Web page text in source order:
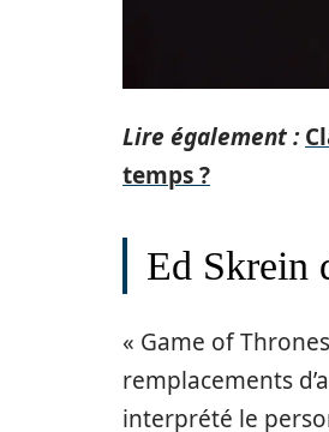
Lire également :
temps ?
Ed Skrein
« Game of
remplacements
interprété le